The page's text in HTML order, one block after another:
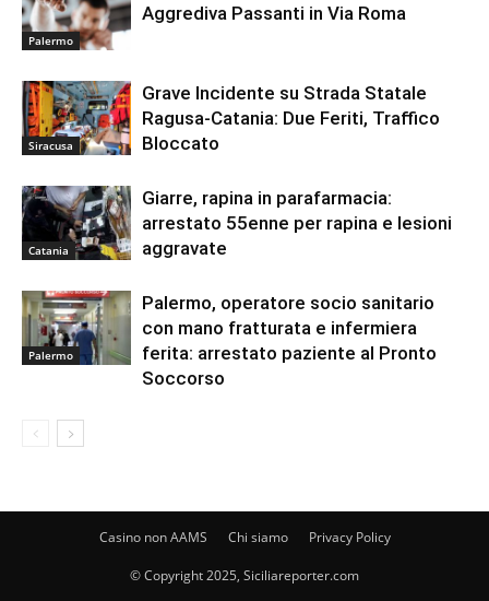
Palermo
Aggrediva Passanti in Via Roma
Siracusa
Grave Incidente su Strada Statale
Ragusa-Catania: Due Feriti, Traffico
Bloccato
Catania
Giarre, rapina in parafarmacia:
arrestato 55enne per rapina e lesioni
aggravate
Palermo
Palermo, operatore socio sanitario
con mano fratturata e infermiera
ferita: arrestato paziente al Pronto
Soccorso
Casino non AAMS Chi siamo Privacy Policy
© Copyright 2025, Siciliareporter.com